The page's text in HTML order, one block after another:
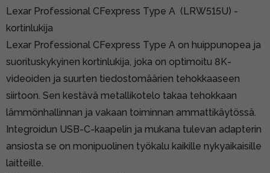
Lexar Professional CFexpress Type A (LRW515U) -
kortinlukija
Lexar Professional CFexpress Type A on huippunopea ja
suorituskykyinen kortinlukija, joka on optimoitu 8K-
videoiden ja suurten tiedostomäärien tehokkaaseen
siirtoon. Sen kestävä metallikotelo takaa tehokkaan
lämmönhallinnan ja vakaan toiminnan ammattikäytössä.
Integroidun USB-C-kaapelin ja mukana tulevan adapterin
ansiosta se on monipuolinen työkalu kaikille nykyaikaisille
laitteille.